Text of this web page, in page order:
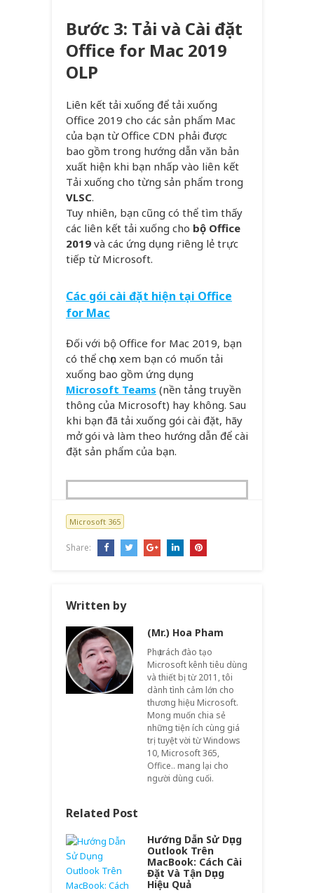
Bước 3: Tải và Cài đặt
Office for Mac 2019
OLP
Liên kết tải xuống để tải xuống
Office 2019 cho các sản phẩm Mac
của bạn từ Office CDN phải được
bao gồm trong hướng dẫn văn bản
xuất hiện khi bạn nhấp vào liên kết
Tải xuống cho từng sản phẩm trong
VLSC.
Tuy nhiên, bạn cũng có thể tìm thấy
các liên kết tải xuống cho bộ Office
2019 và các ứng dụng riêng lẻ trực
tiếp từ Microsoft.
Các gói cài đặt hiện tại Office
for Mac
Đối với bộ Office for Mac 2019, bạn
có thể chọn xem bạn có muốn tải
xuống bao gồm ứng dụng
Microsoft Teams (nền tảng truyền
thông của Microsoft) hay không. Sau
khi bạn đã tải xuống gói cài đặt, hãy
mở gói và làm theo hướng dẫn để cài
đặt sản phẩm của bạn.
Microsoft 365
Share:
Written by
(Mr.) Hoa Pham
Phụ trách đào tạo
Microsoft kênh tiêu dùng
và thiết bị từ 2011, tôi
dành tình cảm lớn cho
thương hiệu Microsoft.
Mong muốn chia sẻ
những tiện ích cùng giá
trị tuyệt vời từ Windows
10, Microsoft 365,
Office.. mang lại cho
người dùng cuối.
Related Post
Hướng Dẫn Sử Dụng
Outlook Trên
MacBook: Cách Cài
Đặt Và Tận Dụng
Hiệu Quả